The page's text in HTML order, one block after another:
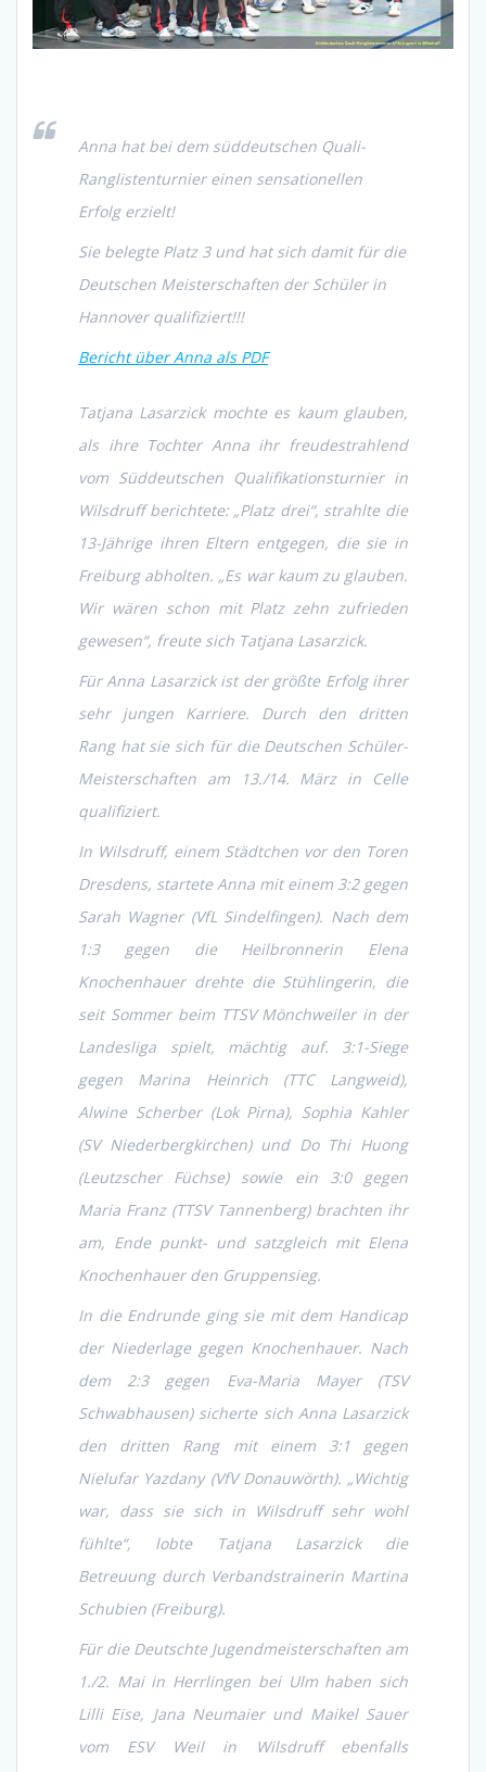
Anna hat bei dem süddeutschen Quali-
Ranglistenturnier einen sensationellen
Erfolg erzielt!
Sie belegte Platz 3 und hat sich damit für die
Deutschen Meisterschaften der Schüler in
Hannover qualifiziert!!!
Bericht über Anna als PDF
Tatjana Lasarzick mochte es kaum glauben,
als ihre Tochter Anna ihr freudestrahlend
vom Süddeutschen Qualifikationsturnier in
Wilsdruff berichtete: „Platz drei“, strahlte die
13-Jährige ihren Eltern entgegen, die sie in
Freiburg abholten. „Es war kaum zu glauben.
Wir wären schon mit Platz zehn zufrieden
gewesen“, freute sich Tatjana Lasarzick.
Für Anna Lasarzick ist der größte Erfolg ihrer
sehr jungen Karriere. Durch den dritten
Rang hat sie sich für die Deutschen Schüler-
Meisterschaften am 13./14. März in Celle
qualifiziert.
In Wilsdruff, einem Städtchen vor den Toren
Dresdens, startete Anna mit einem 3:2 gegen
Sarah Wagner (VfL Sindelfingen). Nach dem
1:3 gegen die Heilbronnerin Elena
Knochenhauer drehte die Stühlingerin, die
seit Sommer beim TTSV Mönchweiler in der
Landesliga spielt, mächtig auf. 3:1-Siege
gegen Marina Heinrich (TTC Langweid),
Alwine Scherber (Lok Pirna), Sophia Kahler
(SV Niederbergkirchen) und Do Thi Huong
(Leutzscher Füchse) sowie ein 3:0 gegen
Maria Franz (TTSV Tannenberg) brachten ihr
am, Ende punkt- und satzgleich mit Elena
Knochenhauer den Gruppensieg.
In die Endrunde ging sie mit dem Handicap
der Niederlage gegen Knochenhauer. Nach
dem 2:3 gegen Eva-Maria Mayer (TSV
Schwabhausen) sicherte sich Anna Lasarzick
den dritten Rang mit einem 3:1 gegen
Nielufar Yazdany (VfV Donauwörth). „Wichtig
war, dass sie sich in Wilsdruff sehr wohl
fühlte“, lobte Tatjana Lasarzick die
Betreuung durch Verbandstrainerin Martina
Schubien (Freiburg).
Für die Deutschte Jugendmeisterschaften am
1./2. Mai in Herrlingen bei Ulm haben sich
Lilli Eise, Jana Neumaier und Maikel Sauer
vom ESV Weil in Wilsdruff ebenfalls